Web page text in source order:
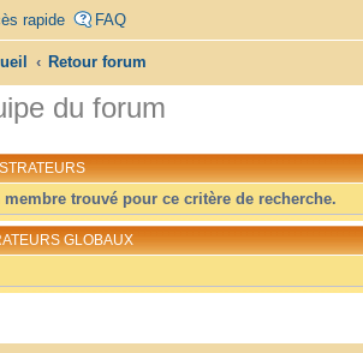
rapide FAQ
Retour forum
du forum
membre trouvé pour ce critère de recherche.
GLOBAUX